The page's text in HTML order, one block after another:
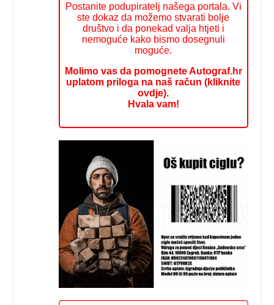
Postanite podupiratelj našega portala. Vi
ste dokaz da možemo stvarati bolje
društvo i da ponekad valja htjeti i
nemoguće kako bismo dosegnuli
moguće.
Molimo vas da pomognete Autograf.hr
uplatom priloga na naš račun (kliknite
ovdje).
Hvala vam!